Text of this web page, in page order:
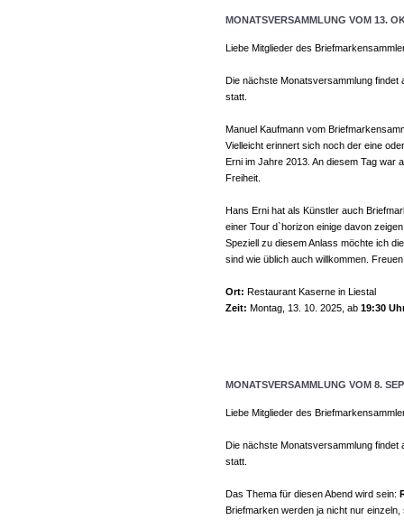
MONATSVERSAMMLUNG VOM 13.
Liebe Mitglieder des
Die nächste Monatsversammlung findet
statt.
Manuel Kaufmann vom
Vielleicht erinnert sich noch der eine
Erni im Jahre 2013. An diesem Tag war
Freiheit.
Hans Erni hat als Künstler auch
einer Tour d`horizon einige davon
Speziell zu diesem Anlass möchte ich
sind wie üblich auch willkommen.
Ort: Restaurant Kaserne in Liestal
Zeit: Montag, 13. 10. 2025, ab 19:30
MONATSVERSAMMLUNG VOM 8.
Liebe Mitglieder des
Die nächste Monatsversammlung findet
statt.
Das Thema für diesen Abend wird sein:
Briefmarken werden ja nicht nur